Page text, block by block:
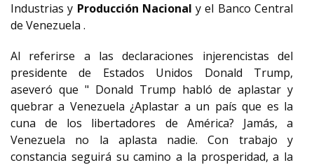
Industrias y Producción Nacional y el Banco Central
de Venezuela .
Al referirse a las declaraciones injerencistas del
presidente de Estados Unidos Donald Trump,
aseveró que " Donald Trump habló de aplastar y
quebrar a Venezuela ¿Aplastar a un país que es la
cuna de los libertadores de América? Jamás, a
Venezuela no la aplasta nadie. Con trabajo y
constancia seguirá su camino a la prosperidad, a la